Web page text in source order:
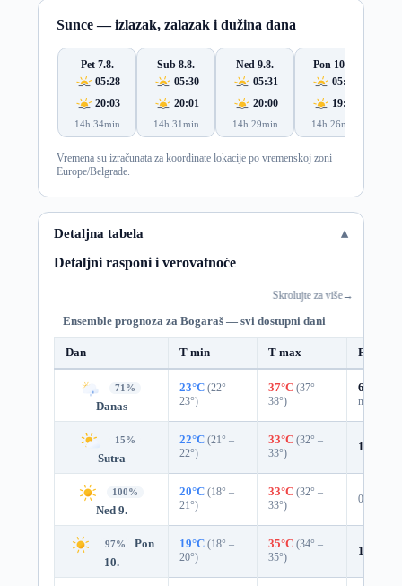
Sunce — izlazak, zalazak i dužina dana
Pet 7.8.
05:28
20:03
14h 34min
Sub 8.8.
05:30
20:01
14h 31min
Ned 9.8.
05:31
20:00
14h 29min
Pon 10.8.
05:32
19:59
14h 26min
Vremena su izračunata za koordinate lokacije po vremenskoj zoni
Europe/Belgrade.
Detaljna tabela
Detaljni rasponi i verovatnoće
Skrolujte za više→
Ensemble prognoza za Bogaraš — svi dostupni dani
Dan T min T max
71%
Danas
23°C (22° –
23°)
37°C (37° –
38°)
68%
mm)
15%
Sutra
22°C (21° –
22°)
33°C (32° –
33°)
18%
100%
Ned 9.
20°C (18° –
21°)
33°C (32° –
33°)
0%
97%
Pon
10.
19°C (18° –
20°)
35°C (34° –
35°)
1%